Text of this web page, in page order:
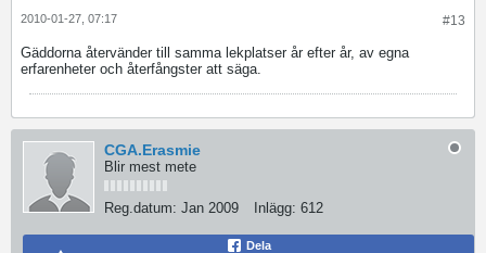
#13
2010-01-27, 07:17
Gäddorna återvänder till samma lekplatser år efter år, av egna
erfarenheter och återfångster att säga.
CGA.Erasmie
Blir mest mete
Reg.datum: Jan 2009 Inlägg: 612
Dela